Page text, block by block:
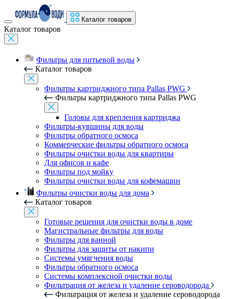
Каталог товаров
Каталог товаров
Фильтры для питьевой воды
Каталог товаров
Фильтры картриджного типа Pallas PWG
Фильтры картриджного типа Pallas PWG
Головы для крепления картриджа
Фильтры-кувшины для воды
Фильтры обратного осмоса
Коммерческие фильтры обратного осмоса
Фильтры очистки воды для квартиры
Для офисов и кафе
Фильтры под мойку
Фильтры очистки воды для кофемашин
Фильтры очистки воды для дома
Каталог товаров
Готовые решения для очистки воды в доме
Магистральные фильтры для воды
Фильтры для ванной
Фильтры для защиты от накипи
Системы умягчения воды
Фильтры обратного осмоса
Системы комплексной очистки воды
Фильтрация от железа и удаление сероводорода
Фильтрация от железа и удаление сероводорода